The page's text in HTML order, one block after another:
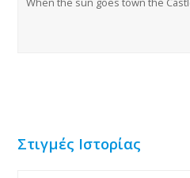
Στιγμές Ιστορίας